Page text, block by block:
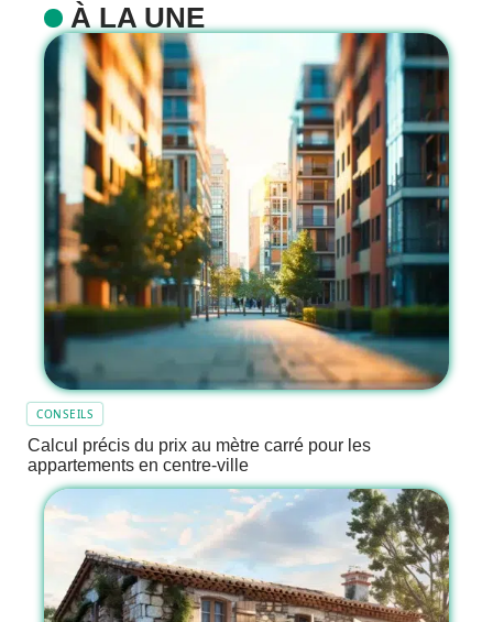
À LA UNE
CONSEILS
Calcul précis du prix au mètre carré pour les
appartements en centre-ville